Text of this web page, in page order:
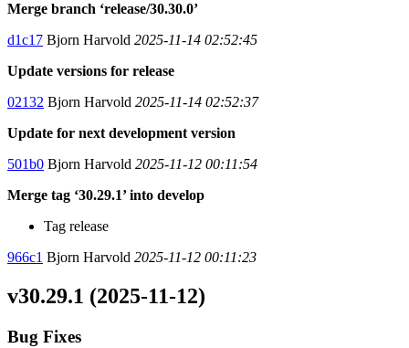
Merge branch ‘release/30.30.0’
d1c17 Bjorn Harvold 2025-11-14 02:52:45
Update versions for release
02132 Bjorn Harvold 2025-11-14 02:52:37
Update for next development version
501b0 Bjorn Harvold 2025-11-12 00:11:54
Merge tag ‘30.29.1’ into develop
Tag release
966c1 Bjorn Harvold 2025-11-12 00:11:23
v30.29.1 (2025-11-12)
Bug Fixes